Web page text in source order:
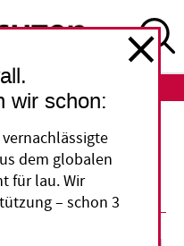
ABO
am
wir schon:
dem globalen
für lau. Wir
– schon 3